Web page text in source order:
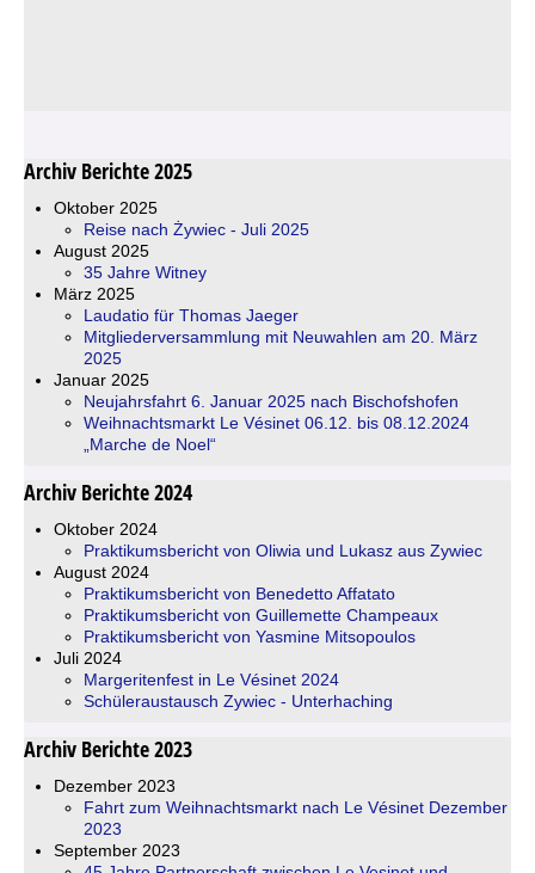
Archiv Berichte 2025
Oktober 2025
Reise nach Żywiec - Juli 2025
August 2025
35 Jahre Witney
März 2025
Laudatio für Thomas Jaeger
Mitgliederversammlung mit Neuwahlen am 20. März
2025
Januar 2025
Neujahrsfahrt 6. Januar 2025 nach Bischofshofen
Weihnachtsmarkt Le Vésinet 06.12. bis 08.12.2024
„Marche de Noel“
Archiv Berichte 2024
Oktober 2024
Praktikumsbericht von Oliwia und Lukasz aus Zywiec
August 2024
Praktikumsbericht von Benedetto Affatato
Praktikumsbericht von Guillemette Champeaux
Praktikumsbericht von Yasmine Mitsopoulos
Juli 2024
Margeritenfest in Le Vésinet 2024
Schüleraustausch Zywiec - Unterhaching
Archiv Berichte 2023
Dezember 2023
Fahrt zum Weihnachtsmarkt nach Le Vésinet Dezember
2023
September 2023